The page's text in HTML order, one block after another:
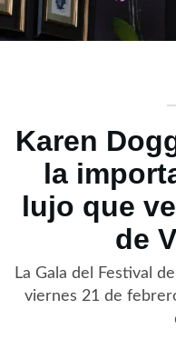
Karen
la
lujo que
de
La Gala del Festival
viernes 21 de